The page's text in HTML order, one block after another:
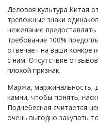
Деловая культура Китая
тревожные знаки
нежелание
требование 100%
отвечает на ваши
с ним. Отсутствие
плохой признак.
Маржа, маржинальность,
камни, чтобы понять,
Поднебесная считается
очень выгодно закупать